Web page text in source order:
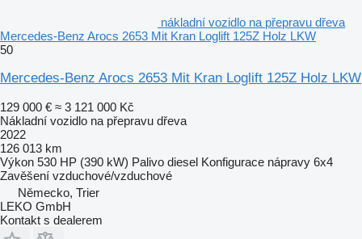
nákladní vozidlo na přepravu dřeva
Mercedes-Benz Arocs 2653 Mit Kran Loglift 125Z Holz LKW
50
Mercedes-Benz Arocs 2653 Mit Kran Loglift 125Z Holz LKW
129 000 € ≈ 3 121 000 Kč
Nákladní vozidlo na přepravu dřeva
2022
126 013 km
Výkon 530 HP (390 kW) Palivo diesel Konfigurace nápravy 6x4
Zavěšení vzduchové/vzduchové
Německo, Trier
LEKO GmbH
Kontakt s dealerem